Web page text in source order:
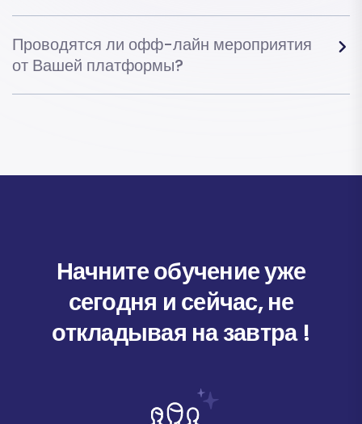
Проводятся ли офф-лайн мероприятия
от Вашей платформы?
Начните обучение уже
сегодня и сейчас, не
откладывая на завтра !